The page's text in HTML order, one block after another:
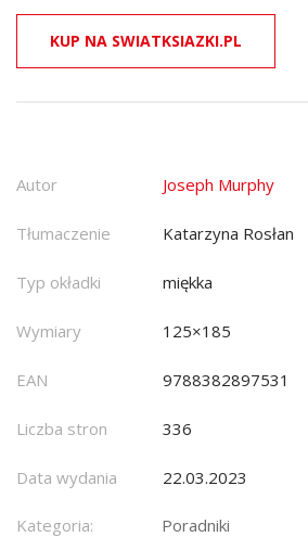
KUP NA SWIATKSIAZKI.PL
Autor Joseph Murphy
Tłumaczenie Katarzyna Rosłan
Typ okładki miękka
Wymiary 125×185
EAN 9788382897531
Liczba stron 336
Data wydania 22.03.2023
Kategoria: Poradniki